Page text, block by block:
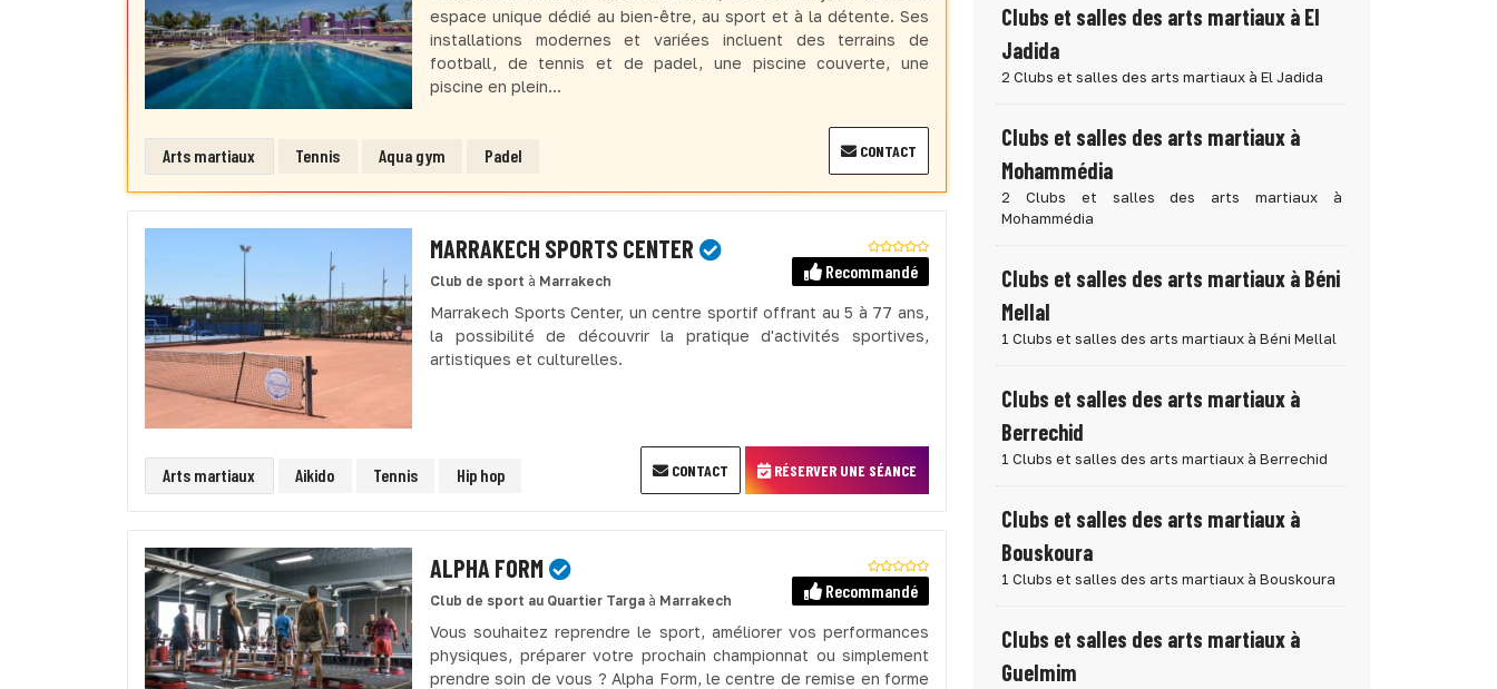
espace unique dédié au bien-être, au sport et à la détente. Ses
installations modernes et variées incluent des terrains de
football, de tennis et de padel, une piscine couverte, une
piscine en plein...
Arts martiaux Tennis Aqua gym Padel CONTACT
MARRAKECH SPORTS CENTER
Club de sport à Marrakech Recommandé
Marrakech Sports Center, un centre sportif offrant au 5 à 77 ans,
la possibilité de découvrir la pratique d'activités sportives,
artistiques et culturelles.
Arts martiaux Aikido Tennis Hip hop CONTACT RÉSERVER UNE SÉANCE
ALPHA FORM
Club de sport au Quartier Targa à Marrakech Recommandé
Vous souhaitez reprendre le sport, améliorer vos performances
physiques, préparer votre prochain championnat ou simplement
prendre soin de vous ? Alpha Form, le centre de remise en forme
Clubs et salles des arts martiaux à El
Jadida
2 Clubs et salles des arts martiaux à El Jadida
Clubs et salles des arts martiaux à
Mohammédia
2 Clubs et salles des arts martiaux à
Mohammédia
Clubs et salles des arts martiaux à Béni
Mellal
1 Clubs et salles des arts martiaux à Béni Mellal
Clubs et salles des arts martiaux à
Berrechid
1 Clubs et salles des arts martiaux à Berrechid
Clubs et salles des arts martiaux à
Bouskoura
1 Clubs et salles des arts martiaux à Bouskoura
Clubs et salles des arts martiaux à
Guelmim